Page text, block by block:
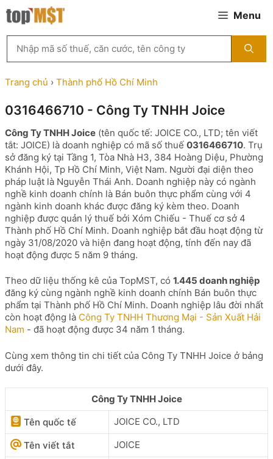
Chuyển
đến
Menu
kiếm
MST
theo
tên
ty,
người
đại
diện
hoặc
mã
số
thuế
...
Trang chủ › Thành phố Hồ Chí Minh
0316466710 - Công Ty TNHH Joice
Công Ty TNHH Joice (tên quốc tế: JOICE CO., LTD; tên viết
tắt: JOICE) là doanh nghiệp có mã số thuế 0316466710. Trụ
sở đăng ký tại Tầng 1, Tòa Nhà H3, 384 Hoàng Diệu, Phường
Khánh Hội, Tp Hồ Chí Minh, Việt Nam. Người đại diện theo
pháp luật là Nguyễn Thái Anh. Doanh nghiệp này có ngành
nghề kinh doanh chính là Bán buôn thực phẩm cùng với 4
ngành kinh doanh khác được đăng ký kèm theo. Doanh
nghiệp được quản lý thuế bởi Xóm Chiếu - Thuế cơ sở 4
Thành phố Hồ Chí Minh. Doanh nghiệp bắt đầu hoạt động từ
ngày 31/08/2020 và hiện đang hoạt động, tính đến nay đã
hoạt động được 5 năm 9 tháng.
Theo dữ liệu thống kê của TopMST, có 1.445 doanh nghiệp
đăng ký cùng ngành nghề kinh doanh chính Bán buôn thực
phẩm tại Thành phố Hồ Chí Minh. Doanh nghiệp lâu đời nhất
còn hoạt động là Công Ty TNHH Thương Mại - Sản Xuất Hải
Nam - đã hoạt động được 34 năm 1 tháng.
Cùng xem thông tin chi tiết của Công Ty TNHH Joice ở bảng
dưới đây.
Công Ty TNHH Joice
Tên quốc tế
JOICE CO., LTD
Tên viết tắt JOICE